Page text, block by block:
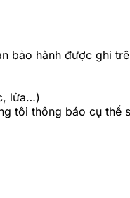
bảo hành được ghi
lửa…)
tôi thông báo cụ thể